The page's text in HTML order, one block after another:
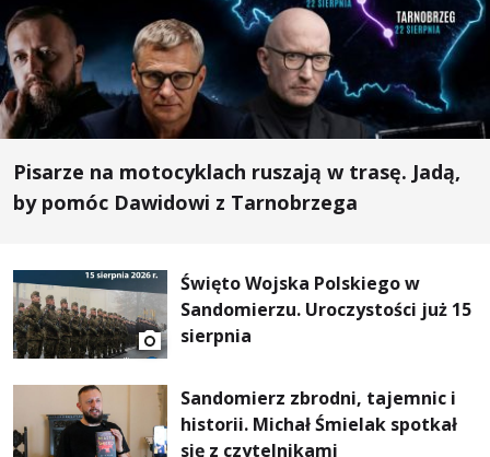
Pisarze na motocyklach ruszają w trasę. Jadą,
by pomóc Dawidowi z Tarnobrzega
Święto Wojska Polskiego w
Sandomierzu. Uroczystości już 15
sierpnia
Sandomierz zbrodni, tajemnic i
historii. Michał Śmielak spotkał
się z czytelnikami